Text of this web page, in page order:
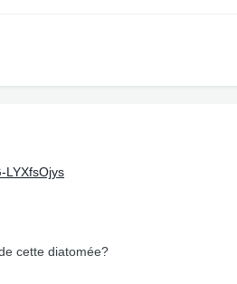
LYXfsOjys
cette diatomée?